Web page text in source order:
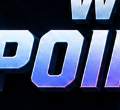
Hadiah UUSKINS
ini. Kami memperbarui
Anda Poin Hadiah
jumlah yang sesuai,
ini untuk menukarkan
favorit Anda di toko!